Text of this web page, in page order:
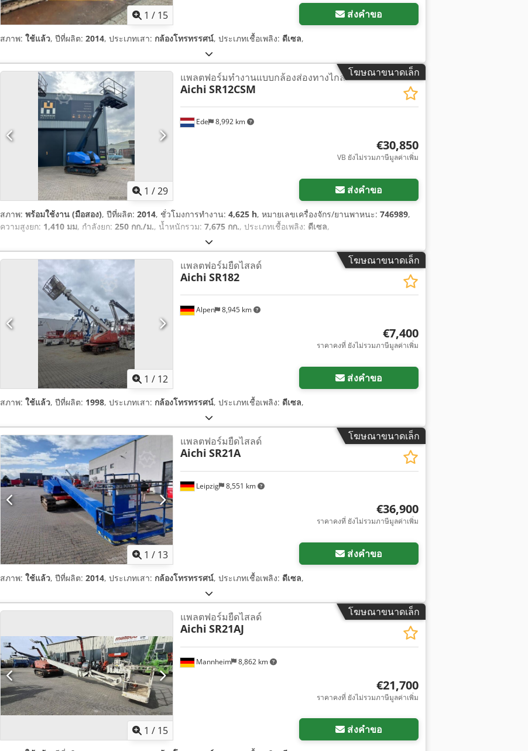
1 / 15 ส่งคำขอ
สภาพ: ใช้แล้ว, ปีที่ผลิต: 2014, ประเภทเสา: กล้องโทรทรรศน์, ประเภทเชื้อเพลิง: ดีเซล,
โฆษณาขนาดเล็ก
1 /29
Ede 8,992 km
แพลตฟอร์มทำงานแบบกล้องส่องทางไกล
Aichi SR12CSM
€30,850
VB ยังไม่รวมภาษีมูลค่าเพิ่ม
ส่งคำขอ
สภาพ: พร้อมใช้งาน (มือสอง), ปีที่ผลิต: 2014, ชั่วโมงการทำงาน: 4,625 h, หมายเลขเครื่องจักร/ยานพาหนะ: 746989,
ความสูงยก: 1,410 มม, กำลังยก: 250 กก./ม., น้ำหนักรวม: 7,675 กก., ประเภทเชื้อเพลิง: ดีเซล,
โฆษณาขนาดเล็ก
1 / 12
Alpen 8,945 km
แพลตฟอร์มยืดไสลด์
Aichi SR182
€7,400
ราคาคงที่ ยังไม่รวมภาษีมูลค่าเพิ่ม
ส่งคำขอ
สภาพ: ใช้แล้ว, ปีที่ผลิต: 1998, ประเภทเสา: กล้องโทรทรรศน์, ประเภทเชื้อเพลิง: ดีเซล,
โฆษณาขนาดเล็ก
1 / 13
Leipzig 8,551 km
แพลตฟอร์มยืดไสลด์
Aichi SR21A
€36,900
ราคาคงที่ ยังไม่รวมภาษีมูลค่าเพิ่ม
ส่งคำขอ
สภาพ: ใช้แล้ว, ปีที่ผลิต: 2014, ประเภทเสา: กล้องโทรทรรศน์, ประเภทเชื้อเพลิง: ดีเซล,
โฆษณาขนาดเล็ก
1 / 15
Mannheim 8,862 km
แพลตฟอร์มยืดไสลด์
Aichi SR21AJ
€21,700
ราคาคงที่ ยังไม่รวมภาษีมูลค่าเพิ่ม
ส่งคำขอ